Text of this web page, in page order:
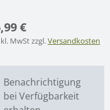
€
MwSt zzgl.Versandkosten
Benachrichtigung
bei Verfügbarkeit